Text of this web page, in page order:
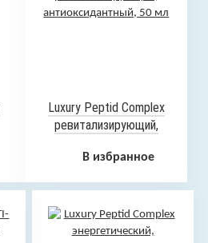
Luxury Peptid Complex
ревитализирующий,
В избранное